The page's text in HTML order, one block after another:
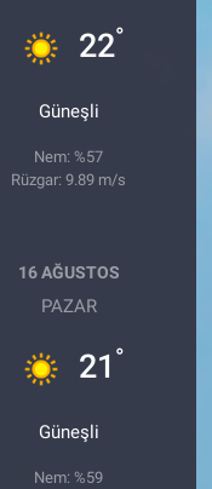
22°
Güneşli
Nem: %57
Rüzgar: 9.89 m/s
16 AĞUSTOS
PAZAR
21 °
Güneşli
Nem: %59